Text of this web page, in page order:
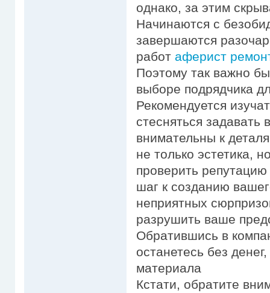
однако, за этим
Начинаются с
завершаются
работ аферист
Поэтому так важно
выборе подрядчика
Рекомендуется
стесняться
внимательны к
не только эстетика,
проверить
шаг к созданию
неприятных
разрушить ваше
Обратившись в
останетесь без
материала
Кстати, обратите